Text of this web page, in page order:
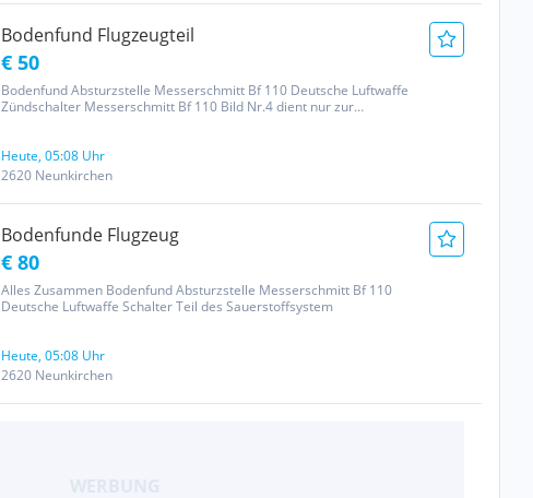
Bodenfund Flugzeugteil
€ 50
Bodenfund Absturzstelle Messerschmitt Bf 110 Deutsche Luftwaffe
Zündschalter Messerschmitt Bf 110 Bild Nr.4 dient nur zur
Heute, 05:08 Uhr
2620 Neunkirchen
Bodenfunde Flugzeug
€ 80
Alles Zusammen Bodenfund Absturzstelle Messerschmitt Bf 110
Deutsche Luftwaffe Schalter Teil des Sauerstoffsystem
Heute, 05:08 Uhr
2620 Neunkirchen